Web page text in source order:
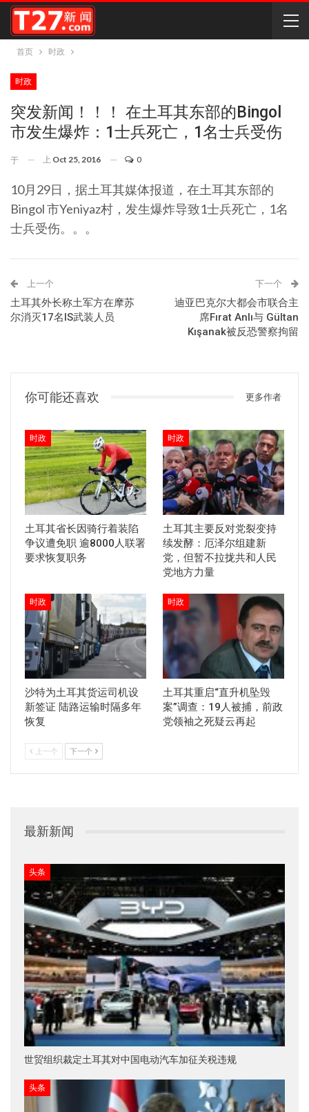
首页 时政
时政
突发新闻！！！ 在土耳其东部的Bingol
市发生爆炸：1士兵死亡，1名士兵受伤
于 上 Oct 25, 2016 0
10月29日，据土耳其媒体报道，在土耳其东部的
Bingol 市Yeniyaz村，发生爆炸导致1士兵死亡，1名
士兵受伤。。。
上一个
土耳其外长称土军方在摩苏
尔消灭17名IS武装人员
下一个
迪亚巴克尔大都会市联合主
席Fırat Anlı与 Gültan
Kışanak被反恐警察拘留
你可能还喜欢 更多作者
时政
土耳其省长因骑行着装陷
争议遭免职 逾8000人联署
要求恢复职务
时政
土耳其主要反对党裂变持
续发酵：厄泽尔组建新
党，但暂不拉拢共和人民
党地方力量
时政
沙特为土耳其货运司机设
新签证 陆路运输时隔多年
恢复
时政
土耳其重启“直升机坠毁
案”调查：19人被捕，前政
党领袖之死疑云再起
上一个 下一个
最新新闻
头条
世贸组织裁定土耳其对中国电动汽车加征关税违规
头条